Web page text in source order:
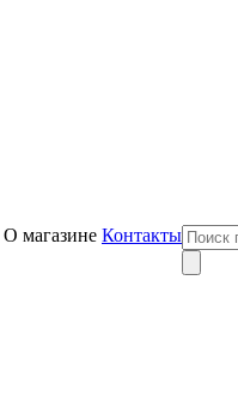
О магазине Контакты